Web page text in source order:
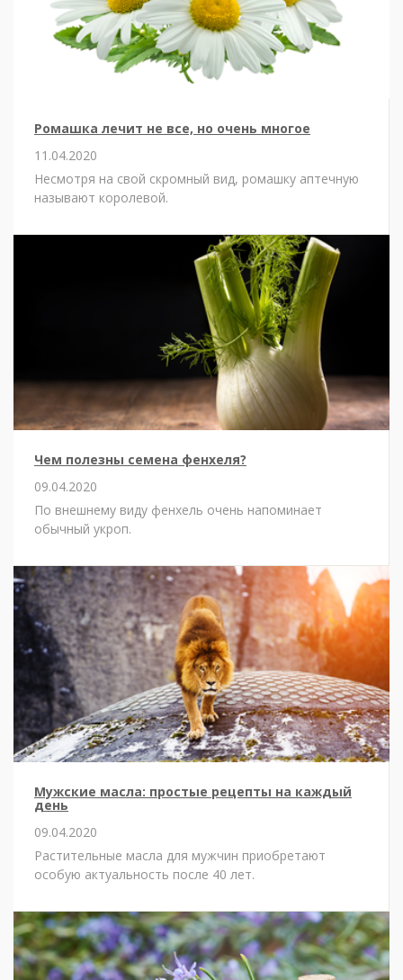
Ромашка лечит не все, но очень многое
11.04.2020
Несмотря на свой скромный вид, ромашку аптечную
называют королевой.
Чем полезны семена фенхеля?
09.04.2020
По внешнему виду фенхель очень напоминает
обычный укроп.
Мужские масла: простые рецепты на каждый
день
09.04.2020
Растительные масла для мужчин приобретают
особую актуальность после 40 лет.